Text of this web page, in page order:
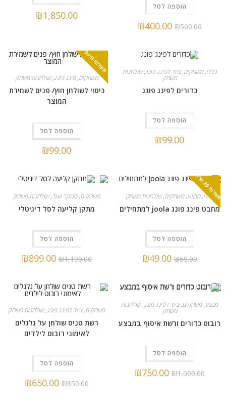
הוספה לסל
₪500.00
₪400.00
₪1,850.00
כללי,משחקים,ציוד לפינג פונג,שולחנות
משחק
כדורים לפינג פונג
הוספה לסל
₪99.00
משלוח חינם
משחקים,פינג פונג,שולחנות משחק
כיסוי לשולחן חוץ/ פנים לשמירת
המוצר
הוספה לסל
₪99.00
מ
ש
ל
ו
ח
2
0
ש
"
ח
כללי,מבצע,משחקים,שולחנות משחק
מחבט פינג פונג joola למתחילים
הוספה לסל
₪69.00
₪49.00
משחקים,סנוקר ועוד,שולחנות משחק
מתקן קליעה לסל דיגיטלי
הוספה לסל
₪1,199.00
₪899.00
מבצע,משחקים,ציוד לפינג פונג,שולחנות
משחק
רובוט כדורים ורשת איסוף במבצע
הוספה לסל
₪1,000.00
₪750.00
משחקים,ציוד לפינג פונג,שולחנות משחק
רשת טניס שולחן על גלגלים
לאימוני רובוט לילדים
הוספה לסל
₪850.00
₪650.00